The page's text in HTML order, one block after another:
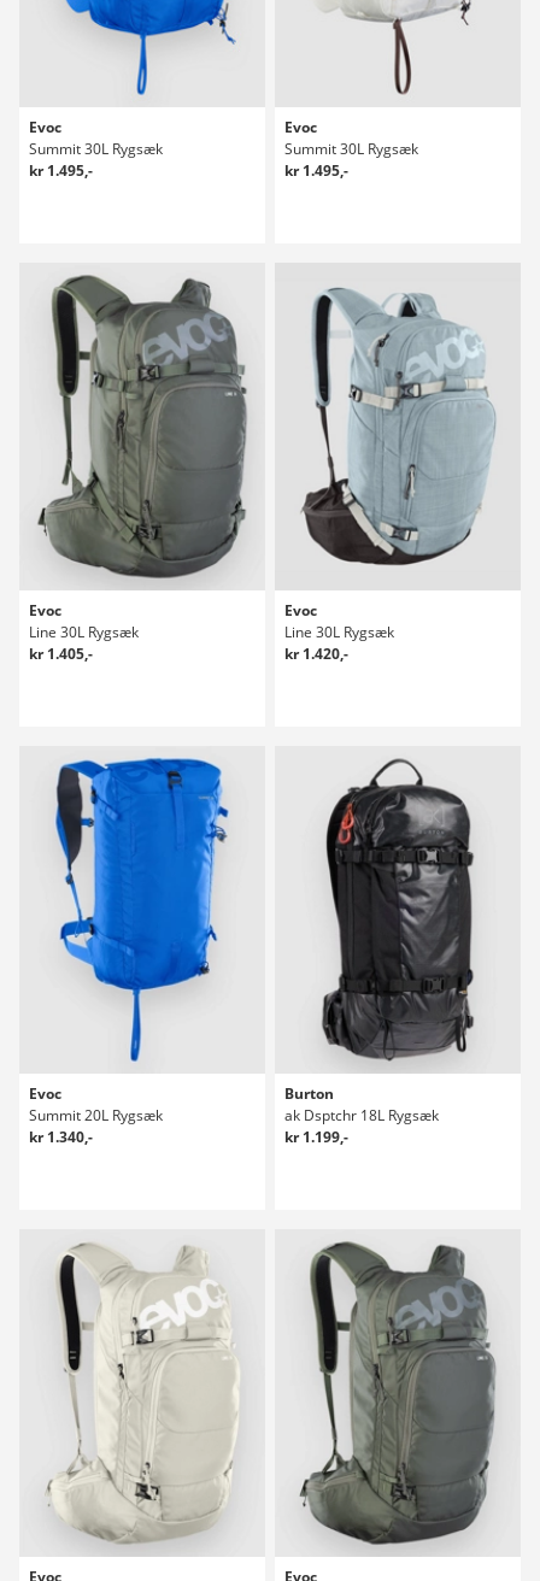
Evoc
Summit 30L Rygsæk
kr 1.495,-
Evoc
Summit 30L Rygsæk
kr 1.495,-
Evoc
Line 30L Rygsæk
kr 1.405,-
Evoc
Line 30L Rygsæk
kr 1.420,-
Evoc
Summit 20L Rygsæk
kr 1.340,-
Burton
ak Dsptchr 18L Rygsæk
kr 1.199,-
Evoc
Evoc